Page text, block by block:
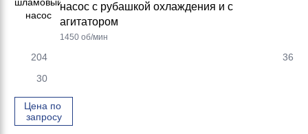
насос с рубашкой охлаждения и с
агитатором
1450 об/мин
204
36
30
Цена по
запросу